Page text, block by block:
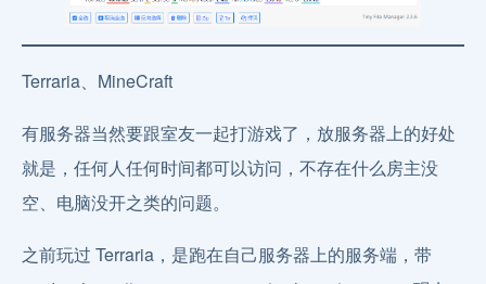
Terraria、MineCraft
有服务器当然要跟室友一起打游戏了，放服务器上的好处
就是，任何人任何时间都可以访问，不存在什么房主没
空、电脑没开之类的问题。
之前玩过 Terraria，是跑在自己服务器上的服务端，带